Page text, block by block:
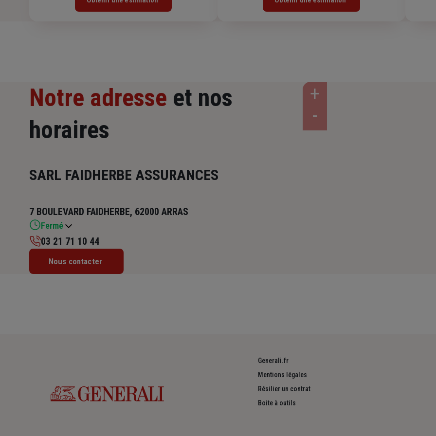
Notre adresse et nos
horaires
SARL FAIDHERBE ASSURANCES
7 BOULEVARD FAIDHERBE, 62000 ARRAS
Fermé
Mardi : 09h – 12h / 14h – 18h
03 21 71 10 44
Nous contacter
Generali.fr
Mentions légales
Résilier un contrat
Boite à outils